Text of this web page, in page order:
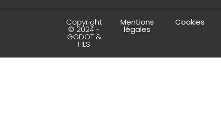
Copyright
© 2024 -
GODOT &
FILS
Mentions
légales
Cookies